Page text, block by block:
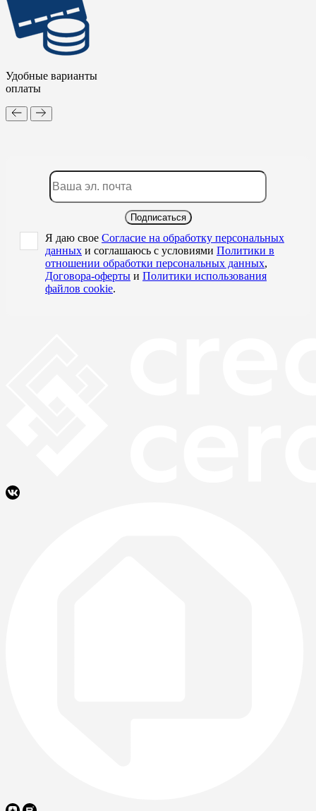
Удобные варианты
оплаты
Подписаться
Я даю свое Согласие на обработку персональных
данных и соглашаюсь с условиями Политики в
отношении обработки персональных данных,
Договора-оферты и Политики использования
файлов cookie.